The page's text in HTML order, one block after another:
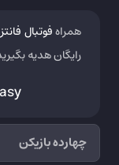
چهارده بازیکن
همراهفوتبال
رایگان هدیه